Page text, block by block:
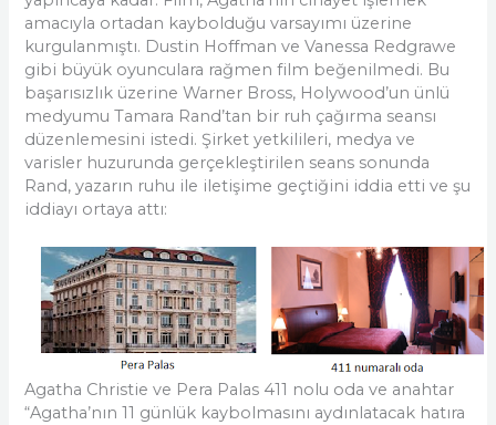
amacıyla ortadan kaybolduğu varsayımı üzerine
kurgulanmıştı. Dustin Hoffman ve Vanessa Redgrawe
gibi büyük oyunculara rağmen film beğenilmedi. Bu
başarısızlık üzerine Warner Bross, Holywood’un ünlü
medyumu Tamara Rand’tan bir ruh çağırma seansı
düzenlemesini istedi. Şirket yetkilileri, medya ve
varisler huzurunda gerçekleştirilen seans sonunda
Rand, yazarın ruhu ile iletişime geçtiğini iddia etti ve şu
iddiayı ortaya attı:
Agatha Christie ve Pera Palas 411 nolu oda ve anahtar
“Agatha’nın 11 günlük kaybolmasını aydınlatacak hatıra